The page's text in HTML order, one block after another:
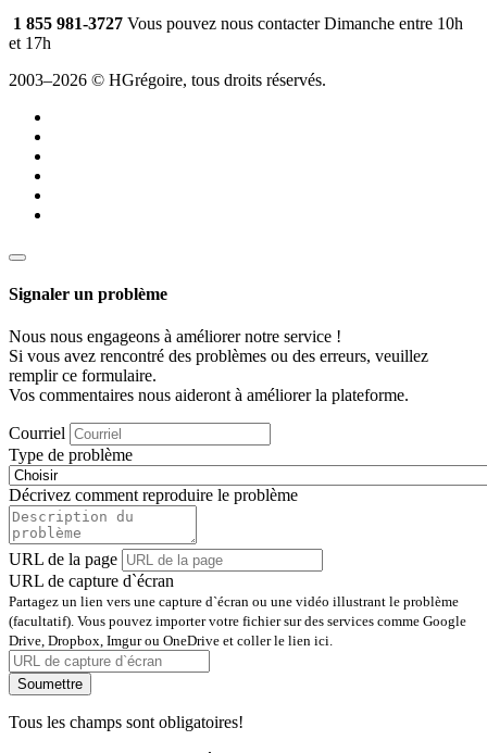
1 855 981-3727 Vous pouvez nous contacter Dimanche entre 10h
et 17h
2003–2026 © HGrégoire, tous droits réservés.
Signaler un problème
Nous nous engageons à améliorer notre service !
Si vous avez rencontré des problèmes ou des erreurs, veuillez
remplir ce formulaire.
Vos commentaires nous aideront à améliorer la plateforme.
Courriel
Type de problème
Décrivez comment reproduire le problème
URL de la page
URL de capture d`écran
Partagez un lien vers une capture d`écran ou une vidéo illustrant le problème
(facultatif). Vous pouvez importer votre fichier sur des services comme Google
Drive, Dropbox, Imgur ou OneDrive et coller le lien ici.
Soumettre
Tous les champs sont obligatoires!